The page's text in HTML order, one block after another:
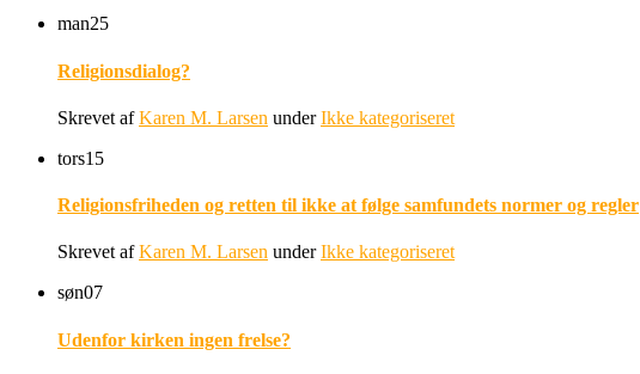
man25
Religionsdialog?
Skrevet afKaren M. Larsen underIkke kategoriseret
tors15
Religionsfriheden og retten til ikke at følge samfundets normer og regler
Skrevet afKaren M. Larsen underIkke kategoriseret
søn07
Udenfor kirken ingen frelse?